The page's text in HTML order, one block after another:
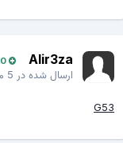
Alir3za
10
ارسال شده در5 مهر، 2016
G53